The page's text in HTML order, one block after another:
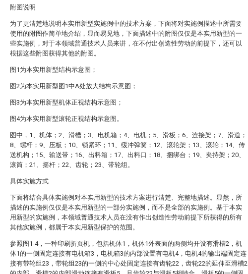
附图说明
为了更清楚地说明本实用新型实施例中的技术方案，下面将对实施例描述中所需要
使用的附图作简单地介绍，显而易见地，下面描述中的附图仅仅是本实用新型的一
些实施例，对于本领域普通技术人员来讲，在不付出创造性劳动的前提下，还可以
根据这些附图获得其他的附图。
图1为本实用新型结构示意图；
图2为本实用新型图1中A处放大结构示意图；
图3为本实用新型机体正视结构示意图；
图4为本实用新型滚轮正视结构示意图。
图中，1、机体；2、滑槽；3、电机箱；4、电机；5、滑板；6、连接架；7、滑道；
8、螺杆；9、压板；10、锁紧环；11、缓冲弹簧；12、滚轮架；13、滚轮；14、传
送机构；15、输送带；16、出料箱；17、出料口；18、捆绑台；19、夹持架；20、
滚筒；21、摇杆；22、齿轮；23、带轮组。
具体实施方式
下面将结合具体实施例对本实用新型的技术方案进行清楚、完整地描述。显然，所
描述的实施例仅仅是本实用新型的一部分实施例，而不是全部的实施例。基于本实
用新型的实施例，本领域普通技术人员在没有作出创造性劳动前提下所获得的所有
其他实施例，都属于本实用新型保护的范围。
参照图1-4，一种印刷折页机，包括机体1，机体1外表面的两侧均开设有滑槽2，机
体1的一侧固定连接有电机箱3，电机箱3的内部设置有电机4，电机4的输出端固定连
接有带轮组23，带轮组23的一侧的中心处固定连接有齿轮22，齿轮22的延伸至滑槽2